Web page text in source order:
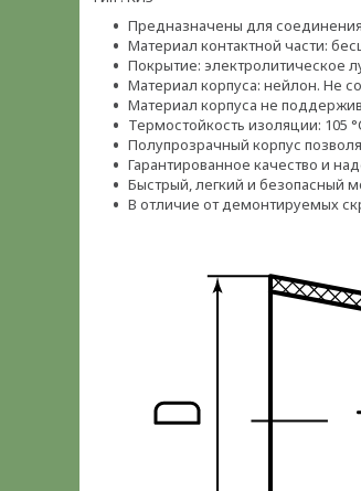
Предназначены для
Материал контактной части:
Покрытие: электролитическое
Материал корпуса: нейлон. Не
Материал корпуса не
Термостойкость изоляции: 105
Полупрозрачный корпус
Гарантированное качество и
Быстрый, легкий и безопасный
В отличие от демонтируемых